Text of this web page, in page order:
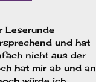
Leserunde
und hat
nicht aus der
hat mir ab und an